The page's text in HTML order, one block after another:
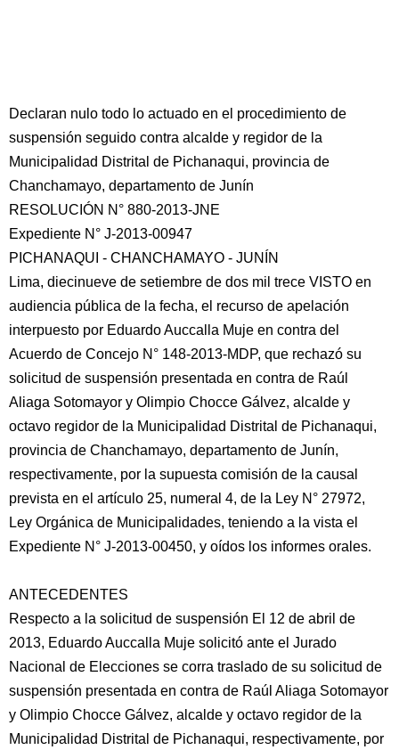
Declaran nulo todo lo actuado en el procedimiento de
suspensión seguido contra alcalde y regidor de la
Municipalidad Distrital de Pichanaqui, provincia de
Chanchamayo, departamento de Junín
RESOLUCIÓN N° 880-2013-JNE
Expediente N° J-2013-00947
PICHANAQUI - CHANCHAMAYO - JUNÍN
Lima, diecinueve de setiembre de dos mil trece VISTO en
audiencia pública de la fecha, el recurso de apelación
interpuesto por Eduardo Auccalla Muje en contra del
Acuerdo de Concejo N° 148-2013-MDP, que rechazó su
solicitud de suspensión presentada en contra de Raúl
Aliaga Sotomayor y Olimpio Chocce Gálvez, alcalde y
octavo regidor de la Municipalidad Distrital de Pichanaqui,
provincia de Chanchamayo, departamento de Junín,
respectivamente, por la supuesta comisión de la causal
prevista en el artículo 25, numeral 4, de la Ley N° 27972,
Ley Orgánica de Municipalidades, teniendo a la vista el
Expediente N° J-2013-00450, y oídos los informes orales.
ANTECEDENTES
Respecto a la solicitud de suspensión El 12 de abril de
2013, Eduardo Auccalla Muje solicitó ante el Jurado
Nacional de Elecciones se corra traslado de su solicitud de
suspensión presentada en contra de Raúl Aliaga Sotomayor
y Olimpio Chocce Gálvez, alcalde y octavo regidor de la
Municipalidad Distrital de Pichanaqui, respectivamente, por